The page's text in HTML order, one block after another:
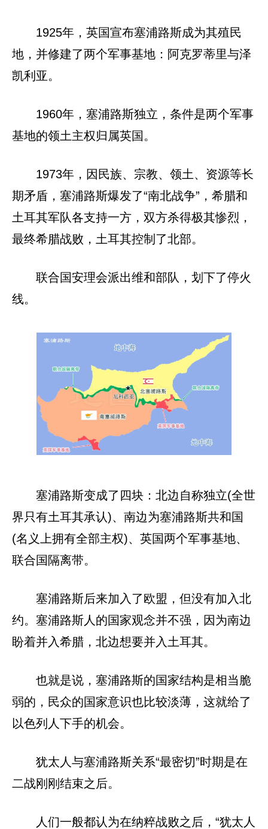
1925年，英国宣布塞浦路斯成为其殖民
地，并修建了两个军事基地：阿克罗蒂里与泽
凯利亚。
1960年，塞浦路斯独立，条件是两个军事
基地的领土主权归属英国。
1973年，因民族、宗教、领土、资源等长
期矛盾，塞浦路斯爆发了“南北战争”，希腊和
土耳其军队各支持一方，双方杀得极其惨烈，
最终希腊战败，土耳其控制了北部。
联合国安理会派出维和部队，划下了停火
线。
塞浦路斯变成了四块：北边自称独立(全世
界只有土耳其承认)、南边为塞浦路斯共和国
(名义上拥有全部主权)、英国两个军事基地、
联合国隔离带。
塞浦路斯后来加入了欧盟，但没有加入北
约。塞浦路斯人的国家观念并不强，因为南边
盼着并入希腊，北边想要并入土耳其。
也就是说，塞浦路斯的国家结构是相当脆
弱的，民众的国家意识也比较淡薄，这就给了
以色列人下手的机会。
犹太人与塞浦路斯关系“最密切”时期是在
二战刚刚结束之后。
人们一般都认为在纳粹战败之后，“犹太人